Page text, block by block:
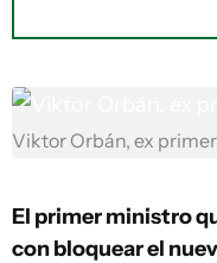
Viktor Orbán, ex
El primer ministro
con bloquear el